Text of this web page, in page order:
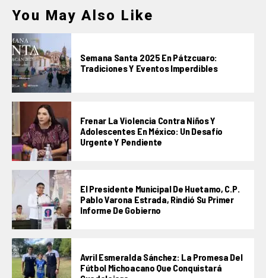
You May Also Like
Semana Santa 2025 En Pátzcuaro:
Tradiciones Y Eventos Imperdibles
Frenar La Violencia Contra Niños Y
Adolescentes En México: Un Desafío
Urgente Y Pendiente
El Presidente Municipal De Huetamo, C.P.
Pablo Varona Estrada, Rindió Su Primer
Informe De Gobierno
Avril Esmeralda Sánchez: La Promesa Del
Fútbol Michoacano Que Conquistará